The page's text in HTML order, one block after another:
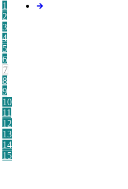
1
2
3
4
5
6
7
8
9
10
11
12
13
14
15